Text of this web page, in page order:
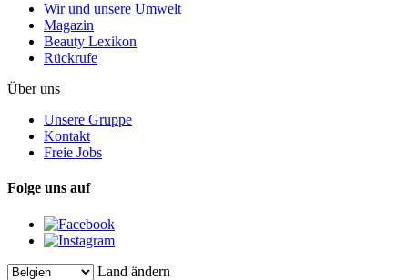
Wir und unsere Umwelt
Magazin
Beauty Lexikon
Rückrufe
Über uns
Unsere Gruppe
Kontakt
Freie Jobs
Folge uns auf
Land ändern